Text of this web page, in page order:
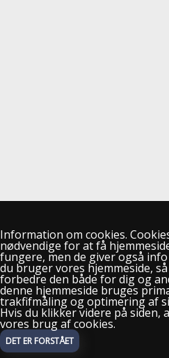
Information om cookies.
nødvendige for at få
fungere, men de giver også
du bruger vores hjemmeside,
forbedre den både for dig og
denne hjemmeside bruges
trakfifmåling og optimering af
Hvis du klikker videre på siden,
vores brug af cookies.